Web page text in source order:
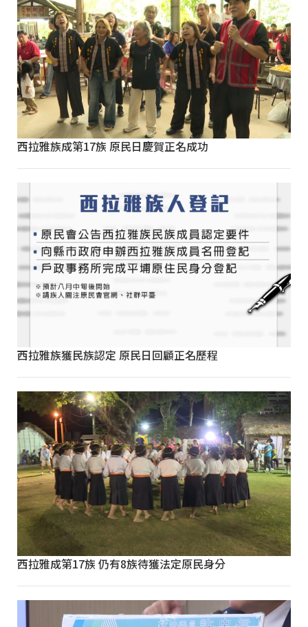
西拉雅族成第17族 原民日慶賀正名成功
西拉雅族獲民族認定 原民日回顧正名歷程
西拉雅成第17族 仍有8族待獲法定原民身分